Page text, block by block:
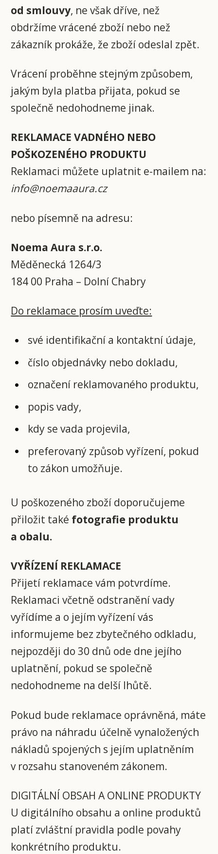
od smlouvy, ne však dříve, než
obdržíme vrácené zboží nebo než
zákazník prokáže, že zboží odeslal zpět.
Vrácení proběhne stejným způsobem,
jakým byla platba přijata, pokud se
společně nedohodneme jinak.
REKLAMACE VADNÉHO NEBO
POŠKOZENÉHO PRODUKTU
Reklamaci můžete uplatnit e-mailem na:
info@noemaaura.cz
nebo písemně na adresu:
Noema Aura s.r.o.
Měděnecká 1264/3
184 00 Praha – Dolní Chabry
Do reklamace prosím uveďte:
své identifikační a kontaktní údaje,
číslo objednávky nebo dokladu,
označení reklamovaného produktu,
popis vady,
kdy se vada projevila,
preferovaný způsob vyřízení, pokud
to zákon umožňuje.
U poškozeného zboží doporučujeme
přiložit také fotografie produktu
a obalu.
VYŘÍZENÍ REKLAMACE
Přijetí reklamace vám potvrdíme.
Reklamaci včetně odstranění vady
vyřídíme a o jejím vyřízení vás
informujeme bez zbytečného odkladu,
nejpozději do 30 dnů ode dne jejího
uplatnění, pokud se společně
nedohodneme na delší lhůtě.
Pokud bude reklamace oprávněná, máte
právo na náhradu účelně vynaložených
nákladů spojených s jejím uplatněním
v rozsahu stanoveném zákonem.
DIGITÁLNÍ OBSAH A ONLINE PRODUKTY
U digitálního obsahu a online produktů
platí zvláštní pravidla podle povahy
konkrétního produktu.